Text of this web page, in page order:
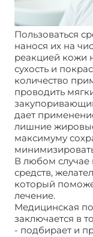
Пользоваться
нанося их на
реакцией кожи
сухость и
количество
проводить
дает
лишние
максимуму
В любом
средств,
который
лечение.
Медицинская
заключается в
- подбирает и